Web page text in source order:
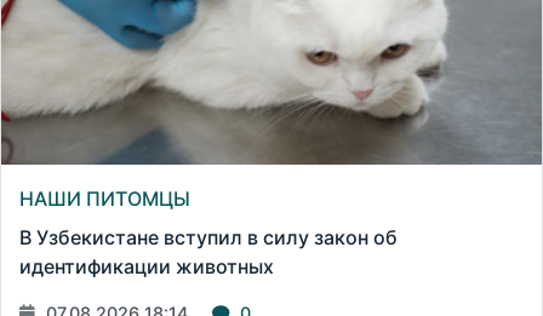
НАШИ ПИТОМЦЫ
В Узбекистане вступил в силу закон об
идентификации животных